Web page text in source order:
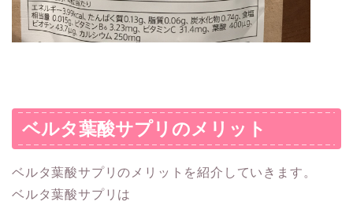
ベルタ葉酸サプリのメリット
ベルタ葉酸サプリのメリットを紹介していきます。
ベルタ葉酸サプリは